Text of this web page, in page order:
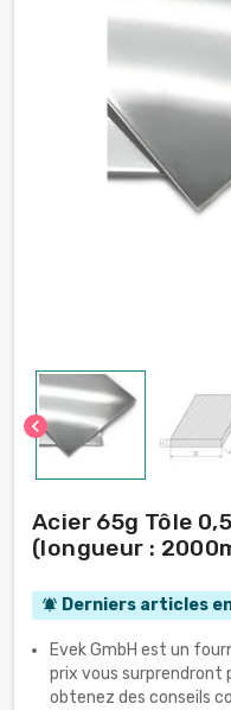
chevron_left
Acier 65g Tôle
(longueur :
notifications_active Derniers articles
Evek GmbH est un
prix vous
obtenez des conseils